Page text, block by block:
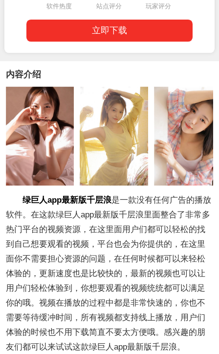
软件热度 站点评分 玩家评分
立即下载
内容介绍
绿巨人app最新版千层浪是一款没有任何广告的播放
软件。在这款绿巨人app最新版千层浪里面整合了非常多
热门平台的视频资源，在这里面用户们都可以轻松的找
到自己想要观看的视频，平台也会为你提供的，在这里
面你不需要担心资源的问题，在任何时候都可以来轻松
体验的，更新速度也是比较快的，最新的视频也可以让
用户们轻松体验到，你想要观看的视频统统都可以满足
你的哦。视频在播放的过程中都是非常快速的，你也不
需要等待缓冲时间，所有视频都支持线上播放，用户们
体验的时候也不用下载简直不要太方便哦。感兴趣的朋
友们都可以来试试这款绿巨人app最新版千层浪。